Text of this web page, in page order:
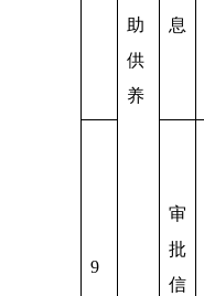
助
供
养
息
9
审
批
信